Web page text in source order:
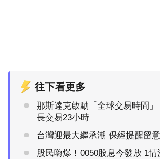
往下看更多
那斯達克啟動「全球交易時間
長交易23小時
台灣迎最大繼承潮 保經提醒留
股民嗨爆！0050股息今發放 1